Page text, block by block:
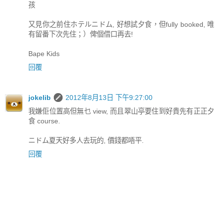
孩
又見你之前住ホテルニドム, 好想試夕食，但fully booked, 唯
有留番下次先住；）俾個借口再去!
Bape Kids
回覆
jokelib
2012年8月13日 下午9:27:00
我嫌佢位置高但無乜 view, 而且翠山亭要住到好貴先有正正夕
食 course.
ニドム夏天好多人去玩的, 價錢都唔平.
回覆